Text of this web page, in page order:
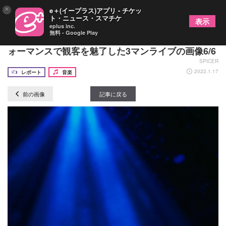
上野大樹・小林柊矢・KEISUKE、三者三様のパフ
ォーマンスで観客を魅了した3マンライブの画像6/6
SPICER
レポート
音楽 2022.1.17
前の画像 記事に戻る
× e＋(イープラス)アプリ - チケッ
ト・ニュース・スマチケ
eplus inc.
無料 - Google Play
表示